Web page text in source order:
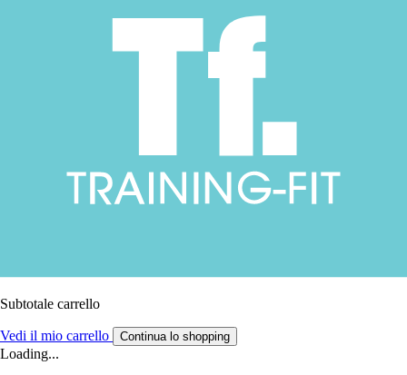
Subtotale carrello
Vedi il mio carrello Continua lo shopping
Loading...